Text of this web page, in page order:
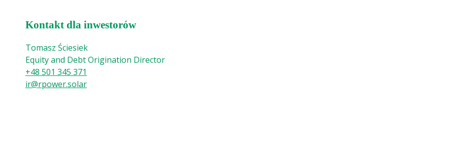
Kontakt dla inwestorów
Tomasz Ściesiek
Equity and Debt Origination Director
+48 501 345 371
ir@rpower.solar